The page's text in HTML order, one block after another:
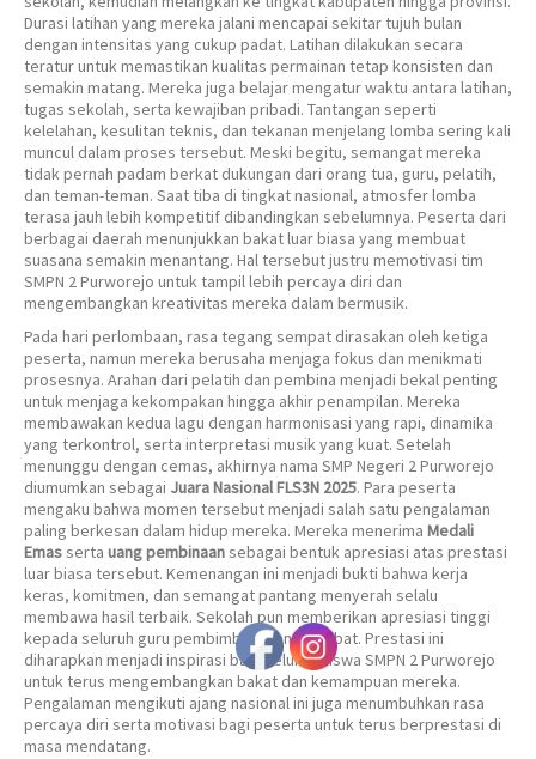
Durasi latihan yang mereka jalani mencapai sekitar tujuh bulan
dengan intensitas yang cukup padat. Latihan dilakukan secara
teratur untuk memastikan kualitas permainan tetap konsisten dan
semakin matang. Mereka juga belajar mengatur waktu antara latihan,
tugas sekolah, serta kewajiban pribadi. Tantangan seperti
kelelahan, kesulitan teknis, dan tekanan menjelang lomba sering kali
muncul dalam proses tersebut. Meski begitu, semangat mereka
tidak pernah padam berkat dukungan dari orang tua, guru, pelatih,
dan teman-teman. Saat tiba di tingkat nasional, atmosfer lomba
terasa jauh lebih kompetitif dibandingkan sebelumnya. Peserta dari
berbagai daerah menunjukkan bakat luar biasa yang membuat
suasana semakin menantang. Hal tersebut justru memotivasi tim
SMPN 2 Purworejo untuk tampil lebih percaya diri dan
mengembangkan kreativitas mereka dalam bermusik.
Pada hari perlombaan, rasa tegang sempat dirasakan oleh ketiga
peserta, namun mereka berusaha menjaga fokus dan menikmati
prosesnya. Arahan dari pelatih dan pembina menjadi bekal penting
untuk menjaga kekompakan hingga akhir penampilan. Mereka
membawakan kedua lagu dengan harmonisasi yang rapi, dinamika
yang terkontrol, serta interpretasi musik yang kuat. Setelah
menunggu dengan cemas, akhirnya nama SMP Negeri 2 Purworejo
diumumkan sebagai Juara Nasional FLS3N 2025. Para peserta
mengaku bahwa momen tersebut menjadi salah satu pengalaman
paling berkesan dalam hidup mereka. Mereka menerima Medali
Emasserta uang pembinaansebagai bentuk apresiasi atas prestasi
luar biasa tersebut. Kemenangan ini menjadi bukti bahwa kerja
keras, komitmen, dan semangat pantang menyerah selalu
membawa hasil terbaik. Sekolah pun memberikan apresiasi tinggi
kepada seluruh guru pembimbing yang terlibat. Prestasi ini
diharapkan menjadi inspirasi bagi seluruh siswa SMPN 2 Purworejo
untuk terus mengembangkan bakat dan kemampuan mereka.
Pengalaman mengikuti ajang nasional ini juga menumbuhkan rasa
percaya diri serta motivasi bagi peserta untuk terus berprestasi di
masa mendatang.